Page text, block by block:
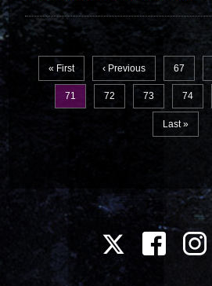
« First ‹ Previous 67
71 72 73 74
Last »